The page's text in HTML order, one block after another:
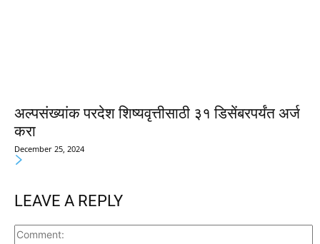
अल्पसंख्यांक परदेश शिष्यवृत्तीसाठी ३१ डिसेंबरपर्यंत अर्ज
करा
December 25, 2024
LEAVE A REPLY